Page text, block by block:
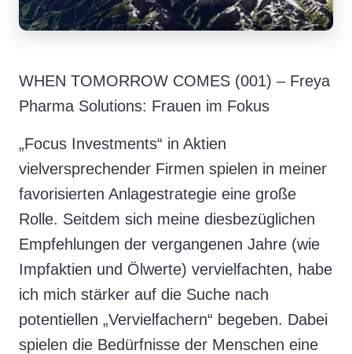
WHEN TOMORROW COMES (001) – Freya
Pharma Solutions: Frauen im Fokus
„Focus Investments“ in Aktien
vielversprechender Firmen spielen in meiner
favorisierten Anlagestrategie eine große
Rolle. Seitdem sich meine diesbezüglichen
Empfehlungen der vergangenen Jahre (wie
Impfaktien und Ölwerte) vervielfachten, habe
ich mich stärker auf die Suche nach
potentiellen „Vervielfachern“ begeben. Dabei
spielen die Bedürfnisse der Menschen eine